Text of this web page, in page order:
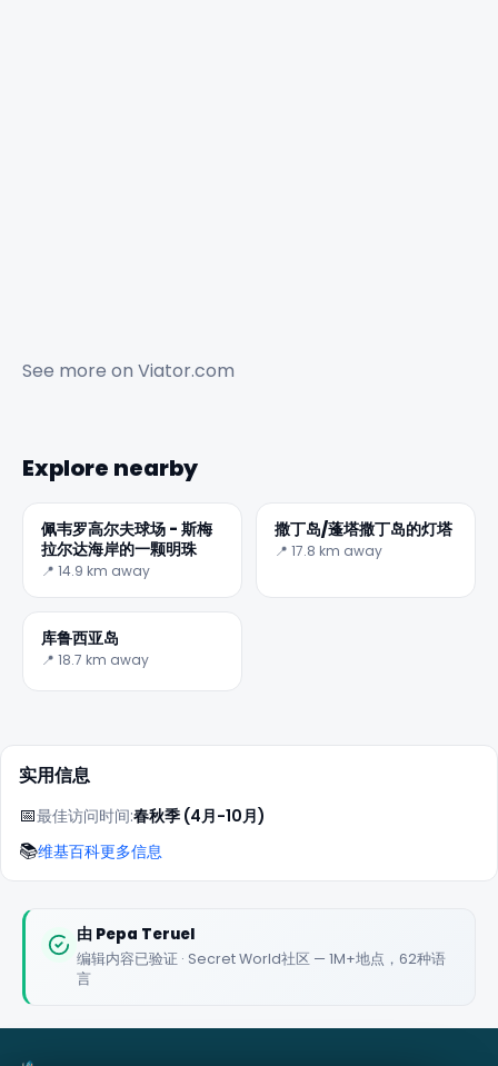
See more on Viator.com
Explore nearby
佩韦罗高尔夫球场 - 斯梅
拉尔达海岸的一颗明珠
📍 14.9 km away
撒丁岛/蓬塔撒丁岛的灯塔
📍 17.8 km away
库鲁西亚岛
📍 18.7 km away
实用信息
📅最佳访问时间:春秋季 (4月-10月)
📚维基百科更多信息
由 Pepa Teruel
编辑内容已验证 · Secret World社区 — 1M+地点，62种语
言